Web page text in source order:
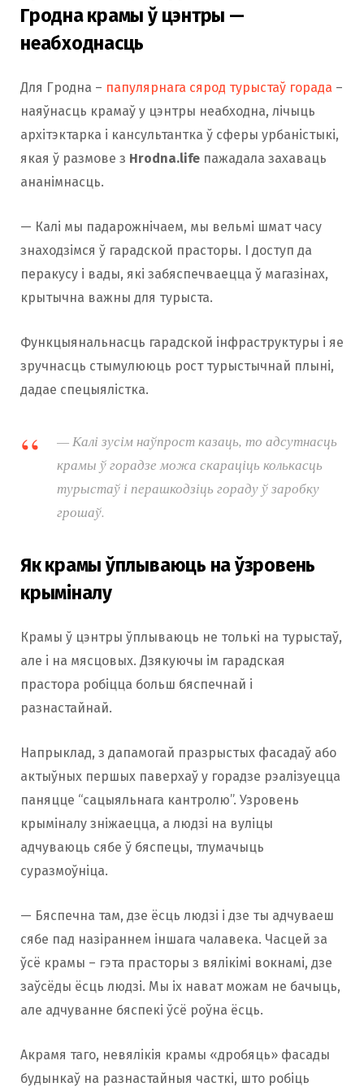
Гродна крамы ў цэнтры —
неабходнасць
Для Гродна – папулярнага сярод турыстаў горада –
наяўнасць крамаў у цэнтры неабходна, лічыць
архітэктарка і кансультантка ў сферы урбаністыкі,
якая ў размове з Hrodna.life пажадала захаваць
ананімнасць.
— Калі мы падарожнічаем, мы вельмі шмат часу
знаходзімся ў гарадской прасторы. І доступ да
перакусу і вады, які забяспечваецца ў магазінах,
крытычна важны для турыста.
Функцыянальнасць гарадской інфраструктуры і яе
зручнасць стымулююць рост турыстычнай плыні,
дадае спецыялістка.
— Калі зусім наўпрост казаць, то адсутнасць
крамы ў горадзе можа скараціць колькасць
турыстаў і перашкодзіць гораду ў заробку
грошаў.
Як крамы ўплываюць на ўзровень
крыміналу
Крамы ў цэнтры ўплываюць не толькі на турыстаў,
але і на мясцовых. Дзякуючы ім гарадская
прастора робіцца больш бяспечнай і
разнастайнай.
Напрыклад, з дапамогай празрыстых фасадаў або
актыўных першых паверхаў у горадзе рэалізуецца
паняцце “сацыяльнага кантролю”. Узровень
крыміналу зніжаецца, а людзі на вуліцы
адчуваюць сябе ў бяспецы, тлумачыць
суразмоўніца.
— Бяспечна там, дзе ёсць людзі і дзе ты адчуваеш
сябе пад назіраннем іншага чалавека. Часцей за
ўсё крамы – гэта прасторы з вялікімі вокнамі, дзе
заўсёды ёсць людзі. Мы іх нават можам не бачыць,
але адчуванне бяспекі ўсё роўна ёсць.
Акрамя таго, невялікія крамы «дробяць» фасады
будынкаў на разнастайныя часткі, што робіць